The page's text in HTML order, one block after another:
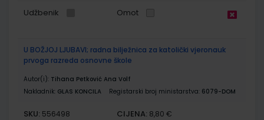
Udžbenik Omot
U BOŽJOJ LJUBAVI; radna bilježnica za katolički vjeronauk
prvoga razreda osnovne škole
Autor(i): Tihana Petković Ana Volf
Nakladnik: GLAS KONCILA Registarski broj ministarstva: 6079-DOM
SKU: 556498 CIJENA: 8,80 €